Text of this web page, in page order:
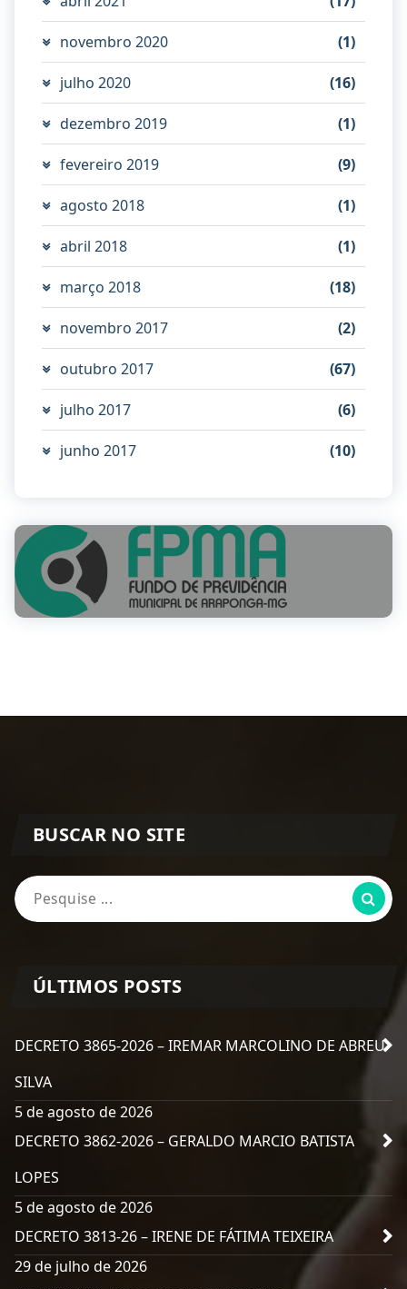
novembro 2020 (1)
julho 2020 (16)
dezembro 2019 (1)
fevereiro 2019 (9)
agosto 2018 (1)
abril 2018 (1)
março 2018 (18)
novembro 2017 (2)
outubro 2017 (67)
julho 2017 (6)
junho 2017 (10)
BUSCAR NO SITE
Pesquisa
por:
ÚLTIMOS POSTS
DECRETO 3865-2026 – IREMAR MARCOLINO DE ABREU
SILVA
5 de agosto de 2026
DECRETO 3862-2026 – GERALDO MARCIO BATISTA
LOPES
5 de agosto de 2026
DECRETO 3813-26 – IRENE DE FÁTIMA TEIXEIRA
29 de julho de 2026